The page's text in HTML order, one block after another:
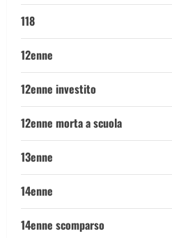
118
12enne
12enne investito
12enne morta a scuola
13enne
14enne
14enne scomparso